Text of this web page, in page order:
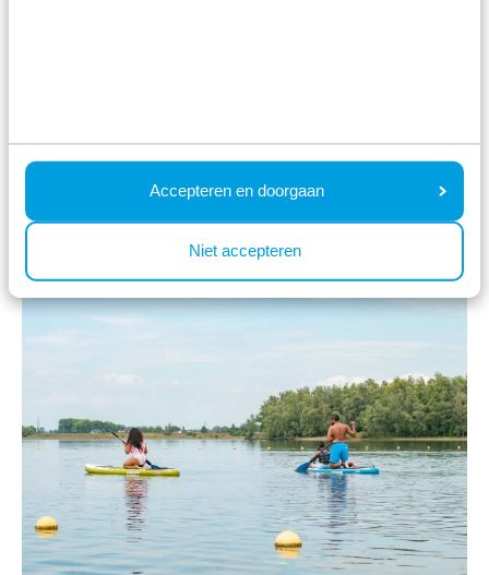
Accepteren en doorgaan
Niet accepteren
km vomParc de IJsselhoeveentfernt. Besonders
schön ist der kostenlose Parkplatz!